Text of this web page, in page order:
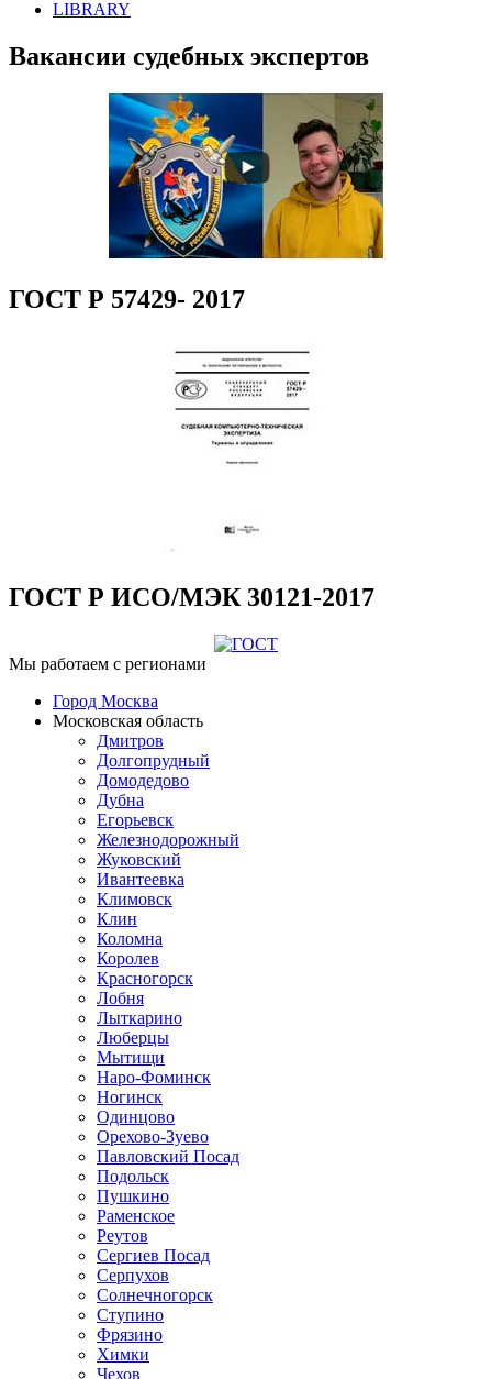
LIBRARY
Вакансии судебных экспертов
ГОСТ Р 57429- 2017
ГОСТ Р ИСО/МЭК 30121-2017
Мы работаем с регионами
Город Москва
Московская область
Дмитров
Долгопрудный
Домодедово
Дубна
Егорьевск
Железнодорожный
Жуковский
Ивантеевка
Климовск
Клин
Коломна
Королев
Красногорск
Лобня
Лыткарино
Люберцы
Мытищи
Наро-Фоминск
Ногинск
Одинцово
Орехово-Зуево
Павловский Посад
Подольск
Пушкино
Раменское
Реутов
Сергиев Посад
Серпухов
Солнечногорск
Ступино
Фрязино
Химки
Чехов